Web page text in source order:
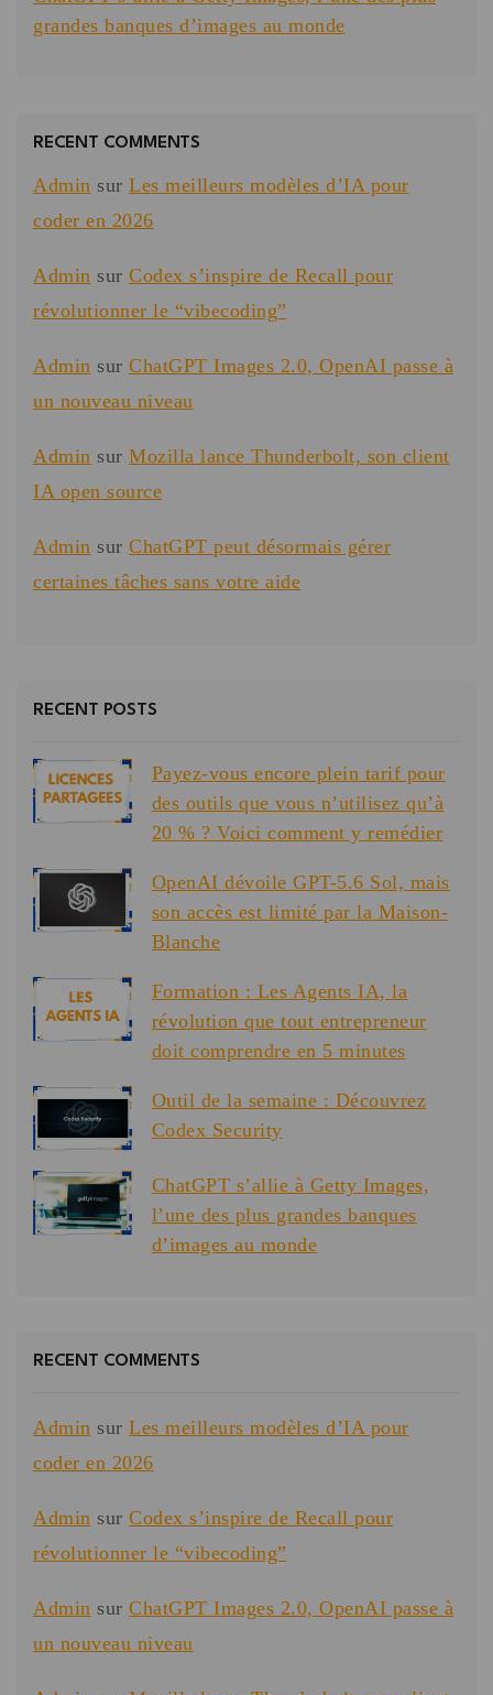
grandes banques d’images au monde
RECENT COMMENTS
Admin sur Les meilleurs modèles d’IA pour
coder en 2026
Admin sur Codex s’inspire de Recall pour
révolutionner le “vibecoding”
Admin sur ChatGPT Images 2.0, OpenAI passe à
un nouveau niveau
Admin sur Mozilla lance Thunderbolt, son client
IA open source
Admin sur ChatGPT peut désormais gérer
certaines tâches sans votre aide
RECENT POSTS
Payez-vous encore plein tarif pour
des outils que vous n’utilisez qu’à
20 % ? Voici comment y remédier
OpenAI dévoile GPT-5.6 Sol, mais
son accès est limité par la Maison-
Blanche
Formation : Les Agents IA, la
révolution que tout entrepreneur
doit comprendre en 5 minutes
Outil de la semaine : Découvrez
Codex Security
ChatGPT s’allie à Getty Images,
l’une des plus grandes banques
d’images au monde
RECENT COMMENTS
Admin sur Les meilleurs modèles d’IA pour
coder en 2026
Admin sur Codex s’inspire de Recall pour
révolutionner le “vibecoding”
Admin sur ChatGPT Images 2.0, OpenAI passe à
un nouveau niveau